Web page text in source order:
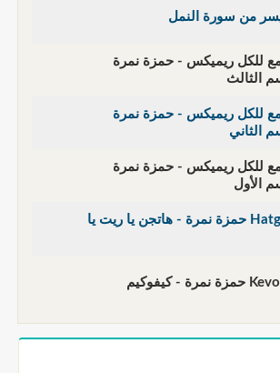
من سورة النمل
للكل ريميكس - حمزة نمرة
الثالث
للكل ريميكس - حمزة نمرة
الثاني
للكل ريميكس - حمزة نمرة
الأول
Hatgann حمزة نمرة - هاتجن يا ريت يا